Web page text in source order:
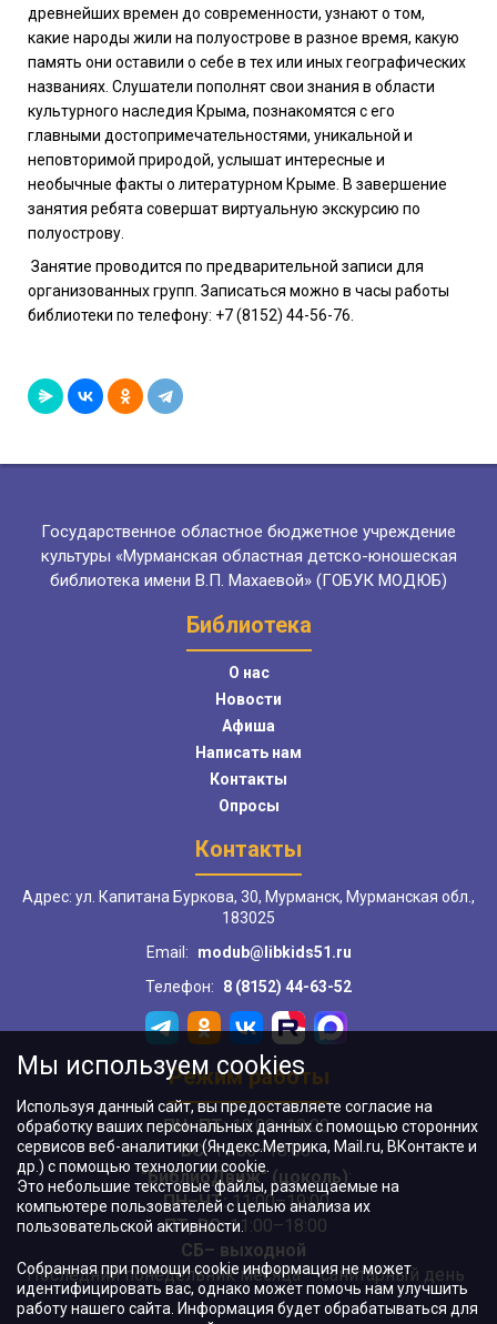
древнейших времен до современности, узнают о том,
какие народы жили на полуострове в разное время, какую
память они оставили о себе в тех или иных географических
названиях. Слушатели пополнят свои знания в области
культурного наследия Крыма, познакомятся с его
главными достопримечательностями, уникальной и
неповторимой природой, услышат интересные и
необычные факты о литературном Крыме. В завершение
занятия ребята совершат виртуальную экскурсию по
полуострову.
Занятие проводится по предварительной записи для
организованных групп. Записаться можно в часы работы
библиотеки по телефону: +7 (8152) 44-56-76.
Государственное областное бюджетное учреждение
культуры «Мурманская областная детско-юношеская
библиотека имени В.П. Махаевой» (ГОБУК МОДЮБ)
Библиотека
О нас
Новости
Афиша
Написать нам
Контакты
Опросы
Контакты
Адрес: ул. Капитана Буркова, 30, Мурманск, Мурманская обл.,
183025
Email:
modub@libkids51.ru
Телефон:
8 (8152) 44-63-52
Режим работы
ПН–ПТ:10:00–18:00
ВС:11:00–18:00
"БиблиоДвиж" (цоколь):
ПН–ЧТ:11:00–19:00
ПТ, ВС:11:00–18:00
СБ– выходной
Последний понедельник месяца – санитарный день
Мы используем cookies
Используя данный сайт, вы предоставляете согласие на
обработку ваших персональных данных с помощью сторонних
сервисов веб-аналитики (Яндекс.Метрика, Mail.ru, ВКонтакте и
др.) с помощью технологии cookie.
Это небольшие текстовые файлы, размещаемые на
компьютере пользователей с целью анализа их
пользовательской активности.
Собранная при помощи cookie информация не может
идентифицировать вас, однако может помочь нам улучшить
работу нашего сайта. Информация будет обрабатываться для